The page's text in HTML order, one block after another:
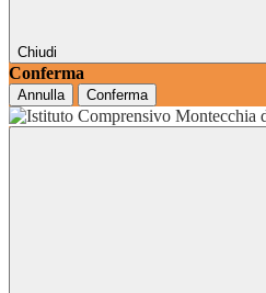
Chiudi
Conferma
Annulla Conferma
grado